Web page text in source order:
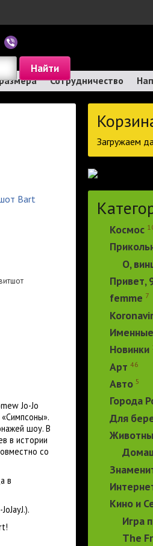
Сотрудничество
Jo-Jo
шоу. В
в истории
со
в
Загружаем
Космос
О,
Привет,
femme 7
Именные
Новинки
Арт 46
Авто 5
Города
Для
Кино и
Игра
The